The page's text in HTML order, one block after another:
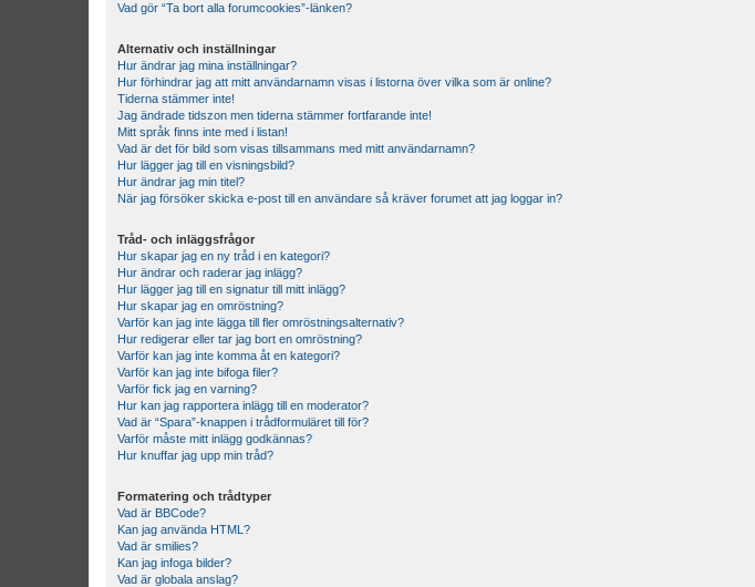
Vad gör “Ta bort alla forumcookies”-länken?
Alternativ och inställningar
Hur ändrar jag mina inställningar?
Hur förhindrar jag att mitt användarnamn visas i listorna över vilka som är online?
Tiderna stämmer inte!
Jag ändrade tidszon men tiderna stämmer fortfarande inte!
Mitt språk finns inte med i listan!
Vad är det för bild som visas tillsammans med mitt användarnamn?
Hur lägger jag till en visningsbild?
Hur ändrar jag min titel?
När jag försöker skicka e-post till en användare så kräver forumet att jag loggar in?
Tråd- och inläggsfrågor
Hur skapar jag en ny tråd i en kategori?
Hur ändrar och raderar jag inlägg?
Hur lägger jag till en signatur till mitt inlägg?
Hur skapar jag en omröstning?
Varför kan jag inte lägga till fler omröstningsalternativ?
Hur redigerar eller tar jag bort en omröstning?
Varför kan jag inte komma åt en kategori?
Varför kan jag inte bifoga filer?
Varför fick jag en varning?
Hur kan jag rapportera inlägg till en moderator?
Vad är “Spara”-knappen i trådformuläret till för?
Varför måste mitt inlägg godkännas?
Hur knuffar jag upp min tråd?
Formatering och trådtyper
Vad är BBCode?
Kan jag använda HTML?
Vad är smilies?
Kan jag infoga bilder?
Vad är globala anslag?